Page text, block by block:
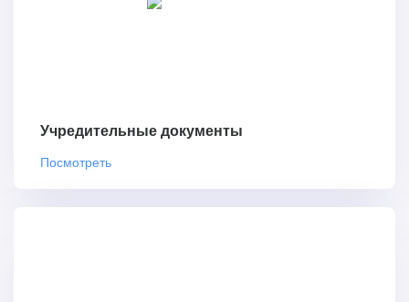
Учредительные документы
Посмотреть